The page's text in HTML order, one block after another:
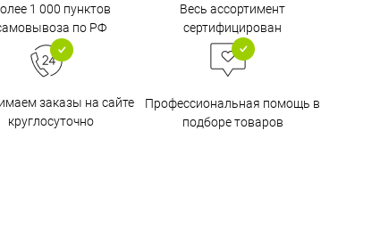
1 000 пунктов
по РФ
Весь ассортимент
сертифицирован
заказы на сайте
круглосуточно
Профессиональная помощь в
подборе товаров